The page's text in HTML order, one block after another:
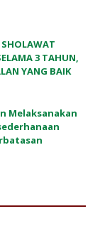
3 TAHUN,
YANG BAIK
Melaksanakan